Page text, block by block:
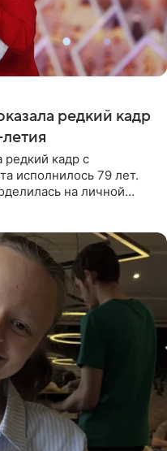
редкий кадр
редкий кадр с
исполнилось 79 лет.
на личной